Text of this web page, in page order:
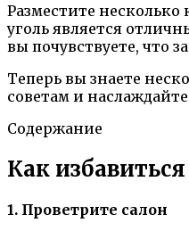
Разместите несколько
уголь является
вы почувствуете, что
Теперь вы знаете
советам и
Содержание
Как
1. Проветрите салон